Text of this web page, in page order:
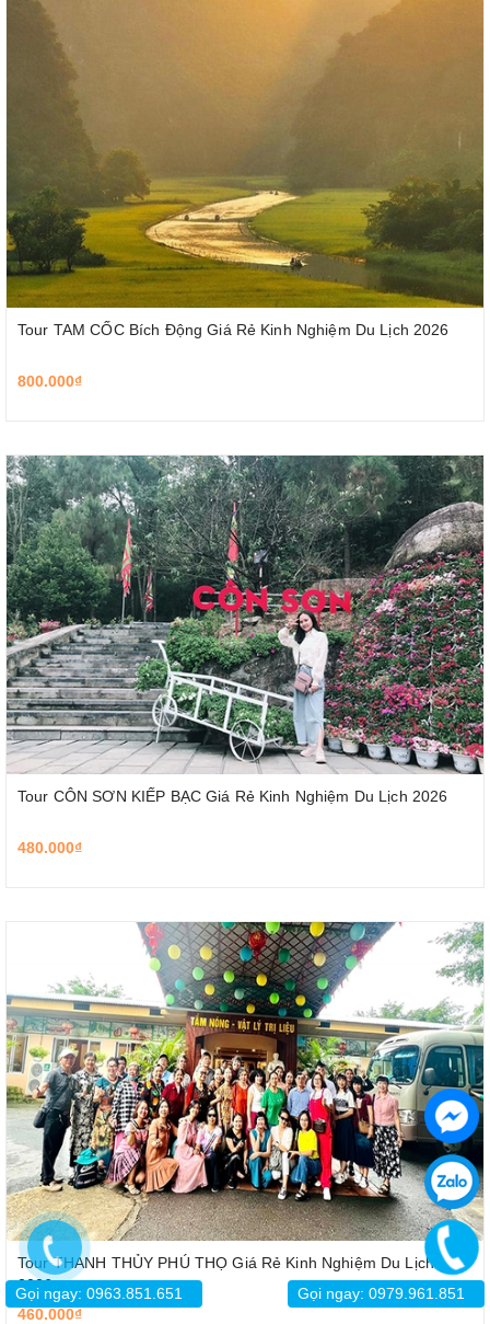
Tour TAM CỐC Bích Động Giá Rẻ Kinh Nghiệm Du Lịch 2026
800.000₫
Tour CÔN SƠN KIẾP BẠC Giá Rẻ Kinh Nghiệm Du Lịch 2026
480.000₫
Tour THANH THỦY PHÚ THỌ Giá Rẻ Kinh Nghiệm Du Lịch
2026
460.000₫
Gọi ngay: 0979.961.851
Gọi ngay: 0963.851.651